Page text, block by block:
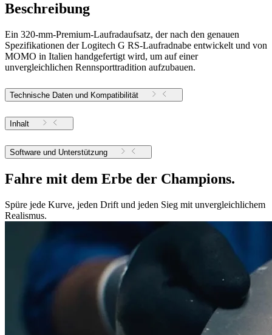
Beschreibung
Ein 320-mm-Premium-Laufradaufsatz, der nach den genauen
Spezifikationen der Logitech G RS-Laufradnabe entwickelt und von
MOMO in Italien handgefertigt wird, um auf einer
unvergleichlichen Rennsporttradition aufzubauen.
Technische Daten und Kompatibilität
Inhalt
Software und Unterstützung
Fahre mit dem Erbe der Champions.
Spüre jede Kurve, jeden Drift und jeden Sieg mit unvergleichlichem
Realismus.